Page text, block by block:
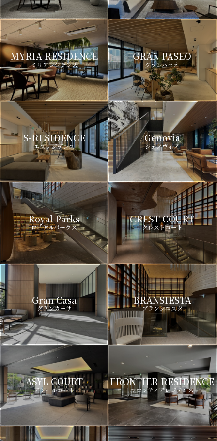
MYRIA RESIDENCE
ミリアレジデンス
GRAN PASEO
グランパセオ
S-RESIDENCE
エスレジデンス
Genovia
ジェノヴィア
Royal Parks
ロイヤルパークス
CREST COURT
クレストコート
Gran Casa
グランカーサ
BRANSIESTA
ブランシエスタ
ASYL COURT
アジールコート
FRONTIER RESIDENCE
フロンティアレジデンス